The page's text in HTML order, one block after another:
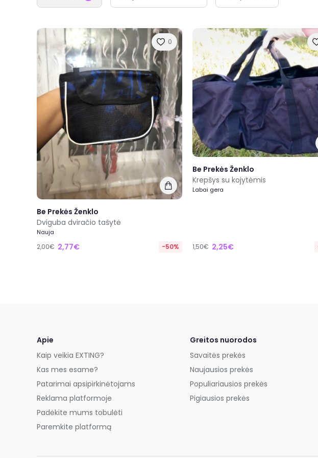
0
Be Prekės Ženklo
Dviguba dviračio tašytė
Nauja
2,00€ 2,77€ -50%
Be Prekės Ženklo
Krepšys su kojytėmis
Labai gera
1,50€ 2,25€
Apie
Kaip veikia EXTING?
Kas mes esame?
Patarimai apsipirkinėtojams
Reklama platformoje
Padėkite mums tobulėti
Paremkite platformą
Greitos nuorodos
Savaitės prekės
Naujausios prekės
Populiariausios prekės
Pigiausios prekės